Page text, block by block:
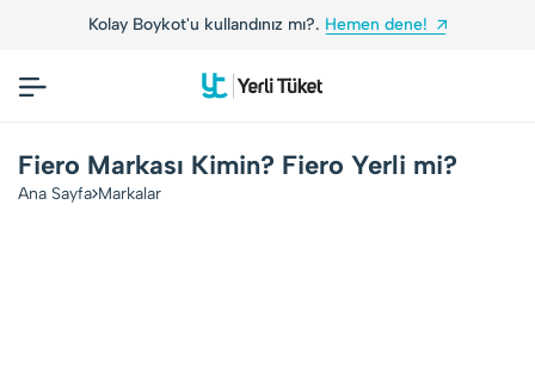
Kolay Boykot'u kullandınız mı?. Hemen dene!
Fiero Markası Kimin? Fiero Yerli mi?
Ana Sayfa Markalar